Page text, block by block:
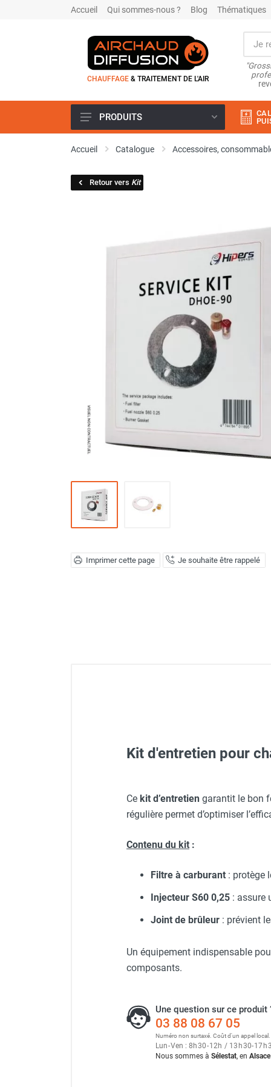
Accueil Qui sommes-nous ? Blog Thématiques
CHAUFFAGE & TRAITEMENT DE L'AIR
Climatiseur
Climatiseur mobile résidentiel et
Rafraichisseur d'air mobile
Rafraîchisseur d'air gainable
Brumisateur d'air
Coffret de brumisation
Ventilateur brumisateur
Ventilateur / extracteur d'air mobile
Ventilateur industriel
Ventilateur centrifuge
Ventilateur de sol
Ventilateur sur pied
Ventilateur de bureau
Extracteur d'air mural hélicoïde
Extracteur d'air mural centrifuge
Extracteur d'air mural ATEX
plafond
Humidificateur d'air
Purificateur d'air
Distributeur de savon
Chauffage d'atelier fixe au fioul et
Chauffage au fioul avec réservoir
Chauffage au fioul à raccorder sur
Chauffage d'atelier fixe avec brûleur
Chauffage d'atelier suspendu
Chauffage suspendu au fioul
PRODUITS
Accueil Catalogue Accessoires,
Retour vers Kit
Imprimer cette page Je souhaite être rappelé
Chauffage au fioul sans
Kit d'entretien pour
Ce kit d’entretien garantit le bon
régulière permet d’optimiser
Contenu du kit :
Filtre à carburant : protège
Injecteur S60 0,25 : assure
Joint de brûleur : prévient
Un équipement indispensable
composants.
Une question sur ce produit
03 88 08 67 05
Numéro non surtaxé. Coût d'un appel local.
Lun-Ven : 8 h30-12h / 13 h30-17 h
Nous sommes à Sélestat, en Alsace